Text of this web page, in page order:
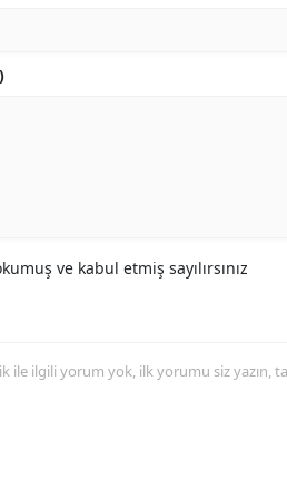
ve kabul etmiş sayılırsınız
ile ilgili yorum yok, ilk yorumu siz yazın,